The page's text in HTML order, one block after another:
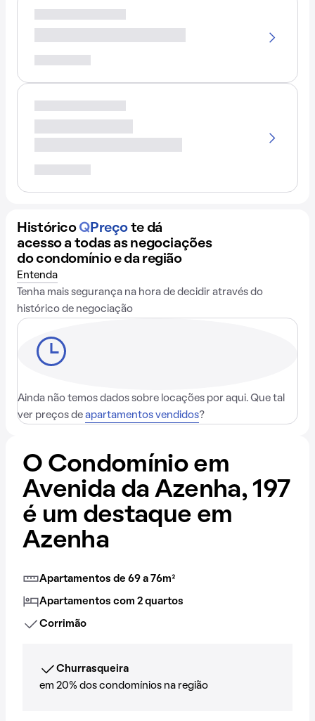
Histórico QPreço te dá
acesso a todas as negociações
do condomínio e da região
Entenda
Tenha mais segurança na hora de decidir através do
histórico de negociação
Ainda não temos dados sobre locações por aqui. Que tal
ver preços de apartamentos vendidos?
O Condomínio em
Avenida da Azenha, 197
é um destaque em
Azenha
Apartamentos de 69 a 76m²
Apartamentos com 2 quartos
Corrimão
Churrasqueira
em 20% dos condomínios na região